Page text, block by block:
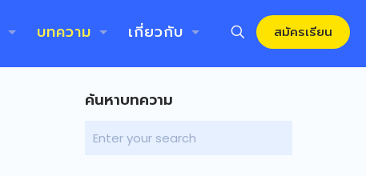
บทความ เกี่ยวกับ สมัครเรียน
ค้นหาบทความ